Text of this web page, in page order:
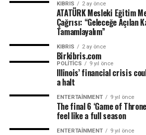
KIBRIS 2 ay önce
ATATÜRK Mesleki Eğitim
Çağrısı: “Geleceğe Açılan
Tamamlayalım”
KIBRIS 2 ay önce
Birkibris.com
POLITICS 9 yıl önce
Illinois’ financial crisis
a halt
ENTERTAINMENT 9 yıl önce
The final 6 ‘Game of
feel like a full season
ENTERTAINMENT 9 yıl önce